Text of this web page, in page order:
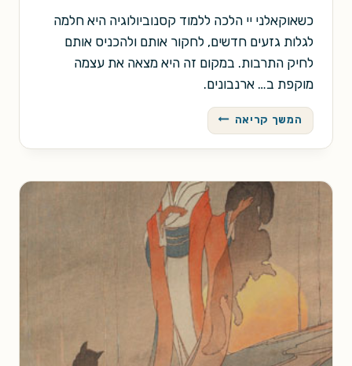
כשאוקאלני יי הלכה ללמוד קסנוביולוגיה היא חלמה
לגלות גזעים חדשים, לחקור אותם ולהכניס אותם
לחיק התרבות. במקום זה היא מצאה את עצמה
מוקפת ב… ארנבונים.
המשך קריאה תחנת
ווטרשיפ